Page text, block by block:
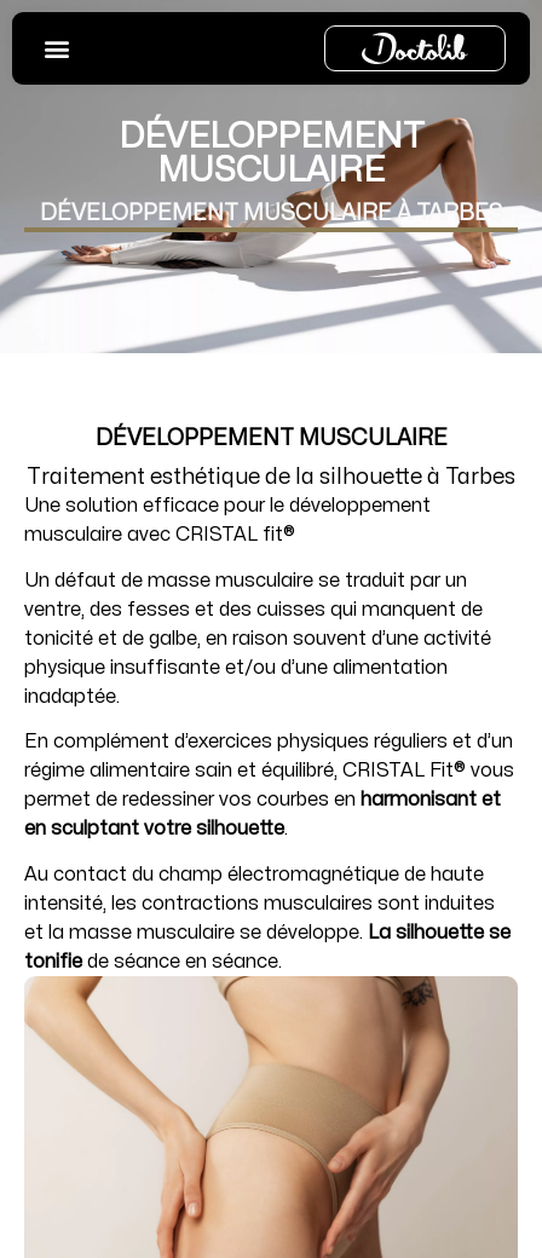
Aller
DÉVELOPPEMENT MUSCULAIRE À TARBES
DÉVELOPPEMENT
MUSCULAIRE
DÉVELOPPEMENT MUSCULAIRE
Traitement esthétique de la silhouette à Tarbes
Une solution efficace pour le développement
musculaire avec CRISTAL fit®
Un défaut de masse musculaire se traduit par un
ventre, des fesses et des cuisses qui manquent de
tonicité et de galbe, en raison souvent d’une activité
physique insuffisante et/ou d’une alimentation
inadaptée.
En complément d’exercices physiques réguliers et d’un
régime alimentaire sain et équilibré, CRISTAL Fit® vous
permet de redessiner vos courbes en harmonisant et
en sculptant votre silhouette.
Au contact du champ électromagnétique de haute
intensité, les contractions musculaires sont induites
et la masse musculaire se développe. La silhouette se
tonifiede séance en séance.